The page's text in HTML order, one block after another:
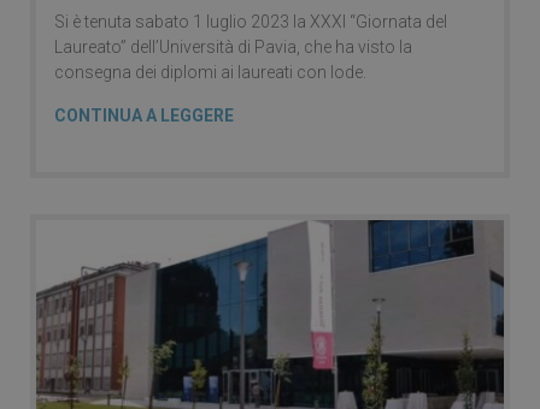
Si è tenuta sabato 1 luglio 2023 la XXXI “Giornata del
Laureato” dell’Università di Pavia, che ha visto la
consegna dei diplomi ai laureati con lode.
CONTINUA A LEGGERE